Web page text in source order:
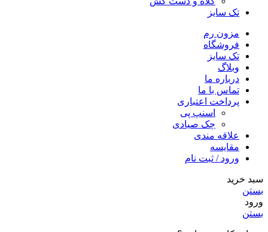
تک سایز
مزون رم
فروشگاه
تک سایز
وبلاگ
درباره ما
تماس با ما
پرداخت اعتباری
اسنپ پی
چک صیادی
علاقه مندی
مقايسه
ورود / ثبت نام
سبد خرید
بستن
ورود
بستن